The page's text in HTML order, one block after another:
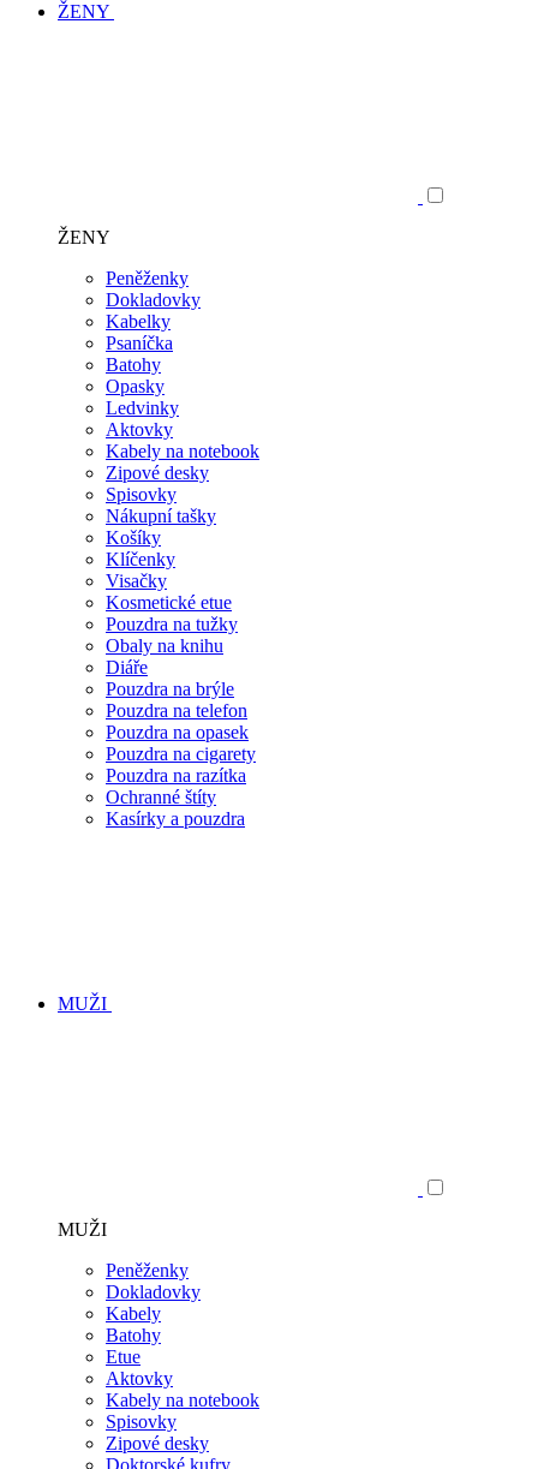
ŽENY
ŽENY
Peněženky
Dokladovky
Kabelky
Psaníčka
Batohy
Opasky
Ledvinky
Aktovky
Kabely na notebook
Zipové desky
Spisovky
Nákupní tašky
Košíky
Klíčenky
Visačky
Kosmetické etue
Pouzdra na tužky
Obaly na knihu
Diáře
Pouzdra na brýle
Pouzdra na telefon
Pouzdra na opasek
Pouzdra na cigarety
Pouzdra na razítka
Ochranné štíty
Kasírky a pouzdra
MUŽI
MUŽI
Peněženky
Dokladovky
Kabely
Batohy
Etue
Aktovky
Kabely na notebook
Spisovky
Zipové desky
Doktorské kufry